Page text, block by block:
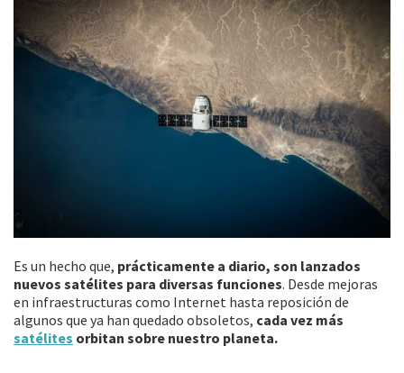
Es un hecho que, prácticamente a diario, son lanzados
nuevos satélites para diversas funciones. Desde mejoras
en infraestructuras como Internet hasta reposición de
algunos que ya han quedado obsoletos, cada vez más
satélites orbitan sobre nuestro planeta.